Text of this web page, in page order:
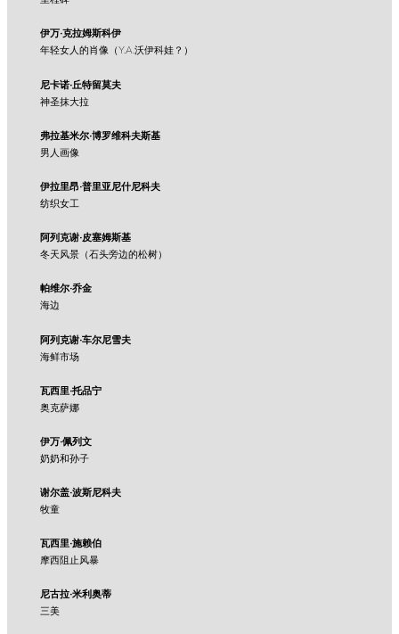
伊万·克拉姆斯科伊
年轻女人的肖像（Y.A.沃伊科娃？）
尼卡诺·丘特留莫夫
神圣抹大拉
弗拉基米尔·博罗维科夫斯基
男人画像
伊拉里昂·普里亚尼什尼科夫
纺织女工
阿列克谢·皮塞姆斯基
冬天风景（石头旁边的松树）
帕维尔·乔金
海边
阿列克谢·车尔尼雪夫
海鲜市场
瓦西里·托品宁
奥克萨娜
伊万·佩列文
奶奶和孙子
谢尔盖·波斯尼科夫
牧童
瓦西里·施赖伯
摩西阻止风暴
尼古拉·米利奥蒂
三美